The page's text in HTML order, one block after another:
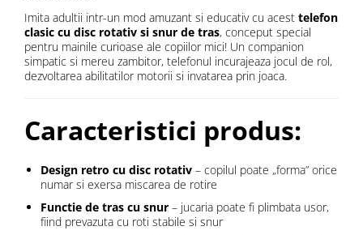
Imita adultii intr-un mod amuzant si educativ cu acest telefon
clasic cu disc rotativ si snur de tras, conceput special
pentru mainile curioase ale copiilor mici! Un companion
simpatic si mereu zambitor, telefonul incurajeaza jocul de rol,
dezvoltarea abilitatilor motorii si invatarea prin joaca.
Caracteristici produs:
Design retro cu disc rotativ – copilul poate „forma” orice
numar si exersa miscarea de rotire
Functie de tras cu snur – jucaria poate fi plimbata usor,
fiind prevazuta cu roti stabile si snur